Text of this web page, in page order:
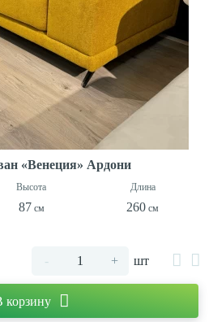
«Венеция» Ардони
87 260
- + шт
корзину